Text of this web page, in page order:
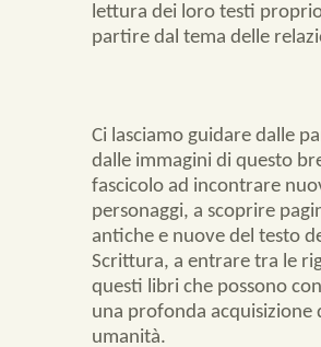
lettura dei loro testi
partire dal tema delle
Ci lasciamo guidare dalle
dalle immagini di questo
fascicolo ad incontrare
personaggi, a scoprire
antiche e nuove del testo
Scrittura, a entrare tra le
questi libri che possono
una profonda acquisizione
umanità.